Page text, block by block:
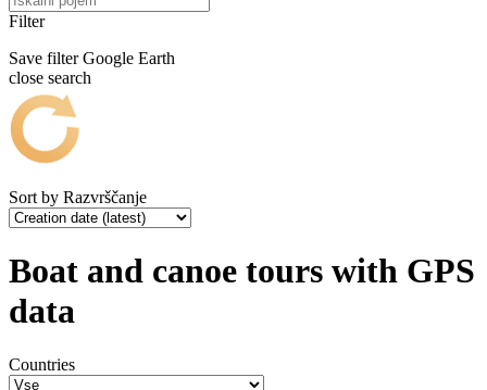
Filter
Save filter Google Earth
close search
Sort by Razvrščanje
Boat and canoe tours with GPS
data
Countries